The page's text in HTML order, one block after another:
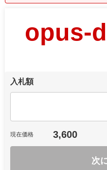
opus-
入札額
現在価格 3,600
次